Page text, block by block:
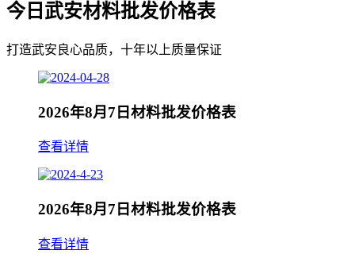
今日武安材料批发价格表
打造武安良心品质，十年以上质量保证
2026年8月7日材料批发价格表
查看详情
2026年8月7日材料批发价格表
查看详情